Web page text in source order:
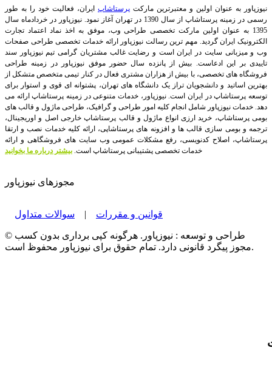
نیوزپاور به عنوان اولین و معتبرترین مارکت پرستاشاپ ایران، فعالیت خود را به طور
رسمی در زمینه پرستاشاپ از سال 1390 در تهران آغاز نمود. نیوزپاور در خردادماه سال
1395 به عنوان اولین مارکت تخصصی طراحی وب، موفق به اخذ نماد اعتماد تجارت
الکترونیک ایران گردید. مهم ترین رسالت نیوزپاور ارائه خدمات تخصصی طراحی صفحات
وب و میزبانی سایت در ایران است و رضایت غالب مشتریان گرامی تیم نیوزپاور سند
تاییدی بر این ادعاست. بیش از پانزده سال حضور موفق نیوزپاور در زمینه طراحی
فروشگاه های تخصصی، با بیش از هزاران مشتری فعال در کنار تیمی متخصص متشکل از
بهترین اساتید و دانشجویان تراز یک دانشگاه های تهران، پشتوانه ای قوی و استوار برای
توسعه پرستاشاپ در ایران است.نیوزپاور، خدمات متنوعی در زمینه پرستاشاپ ارائه می
دهد. خدمات نیوزپاور شامل انجام کلیه امور طراحی و گرافیک، طراحی ماژول و قالب های
بومی پرستاشاپ، خرید ارزی انواع ماژول و قالب پرستاشاپ خارجی اصل و اوریجینال،
ترجمه و بومی سازی قالب ها و افزونه های پرستاشاپی، ارائه کلیه خدمات نصب و ارتقا
پرستاشاپ، اصلاح کدنویسی، رفع مشکلات عمومی وب سایت های فروشگاهی و ارائه
خدمات تخصصی پشتیبانی پرستاشاپ است. بیشتر درباره ما بخوانید
مجوزهای نیوزپاور
قوانین و مقررات | سوالات متداول
© طراحی و توسعه : نیوزپاور. هرگونه کپی برداری بدون کسب
مجوز پیگرد قانونی دارد. تمام حقوق برای نیوزپاور محفوظ است.